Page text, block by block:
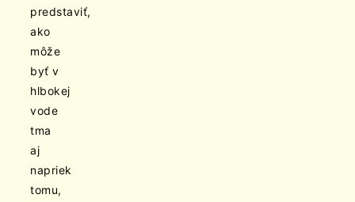
predstaviť,
ako
môže
byť v
hlbokej
vode
tma
aj
napriek
tomu,